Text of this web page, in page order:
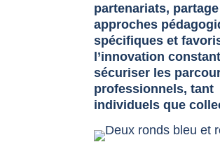
partenariats,
approches
spécifiques et
l’innovation
sécuriser les
professionnels, tant
individuels que